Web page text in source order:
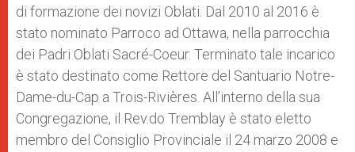
di formazione dei novizi Oblati. Dal 2010 al 2016 è
stato nominato Parroco ad Ottawa, nella parrocchia
dei Padri Oblati Sacré-Coeur. Terminato tale incarico
è stato destinato come Rettore del Santuario Notre-
Dame-du-Cap a Trois-Rivières. All’interno della sua
Congregazione, il Rev.do Tremblay è stato eletto
membro del Consiglio Provinciale il 24 marzo 2008 e